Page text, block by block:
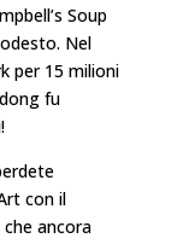
Soup
Nel
per 15 milioni
fu
con il
ancora